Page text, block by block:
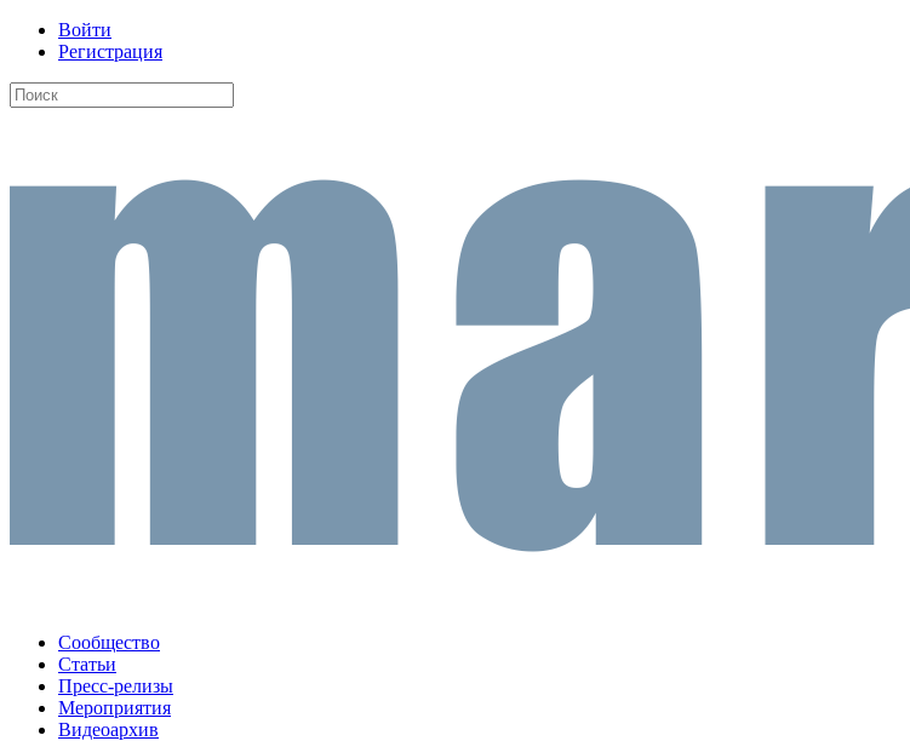
Войти
Регистрация
Сообщество
Статьи
Пресс-релизы
Мероприятия
Видеоархив